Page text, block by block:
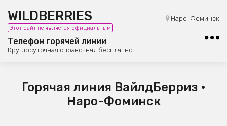
WILDBERRIES
Этот сайт не является официальным
Телефон горячей линии
Круглосуточная справочная бесплатно
Наро-Фоминск
8 (800) 101-42-23
Бесплатная юридическая консультация
Горячая линия ВайлдБерриз •
Наро-Фоминск